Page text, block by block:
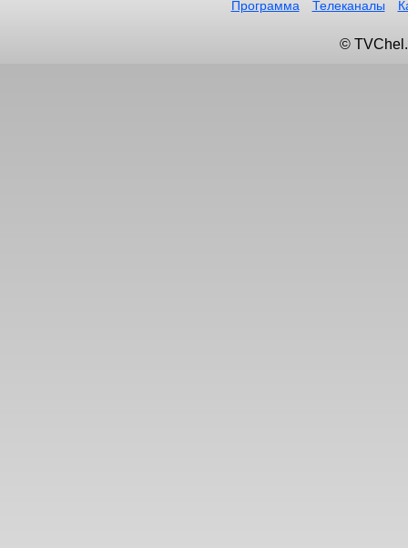
Программа Телеканалы
©